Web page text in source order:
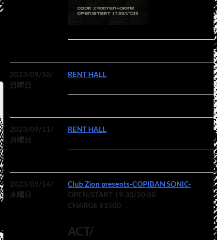
2023/09/10/
日曜日
RENT HALL
2023/09/11/
月曜日
RENT HALL
2023/09/14/
木曜日
Club Zion presents-COPIBAN SONIC-
OPEN/START 19:30/20:00
CHARGE ¥1500
ACT/